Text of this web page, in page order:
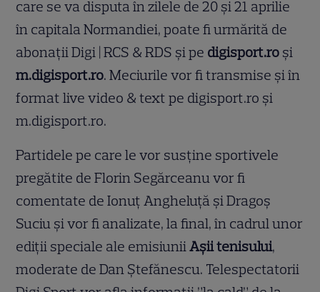
care se va disputa în zilele de 20 și 21 aprilie
în capitala Normandiei, poate fi urmărită de
abonații Digi | RCS & RDS și pe digisport.ro și
m.digisport.ro. Meciurile vor fi transmise și în
format live video & text pe digisport.ro și
m.digisport.ro.
Partidele pe care le vor susține sportivele
pregătite de Florin Segărceanu vor fi
comentate de Ionuț Angheluță și Dragoș
Suciu și vor fi analizate, la final, în cadrul unor
ediții speciale ale emisiuniiAșii tenisului,
moderate de Dan Ștefănescu. Telespectatorii